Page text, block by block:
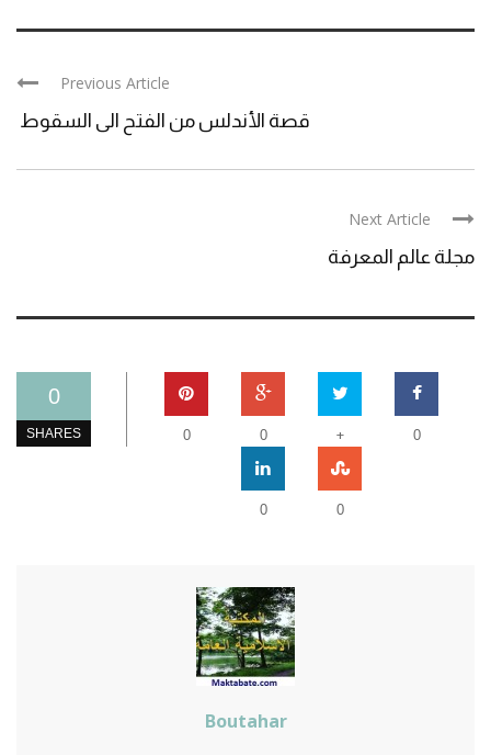
Previous Article
قصة الأندلس من الفتح الى السقوط
Next Article
مجلة عالم المعرفة
0
SHARES 0
+
0
0
0
0
Boutahar